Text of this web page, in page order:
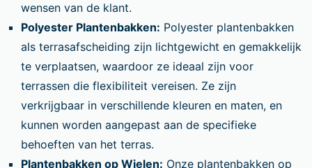
wensen van de klant.
Polyester Plantenbakken: Polyester plantenbakken
als terrasafscheiding zijn lichtgewicht en gemakkelijk
te verplaatsen, waardoor ze ideaal zijn voor
terrassen die flexibiliteit vereisen. Ze zijn
verkrijgbaar in verschillende kleuren en maten, en
kunnen worden aangepast aan de specifieke
behoeften van het terras.
Plantenbakken op Wielen: Onze plantenbakken op